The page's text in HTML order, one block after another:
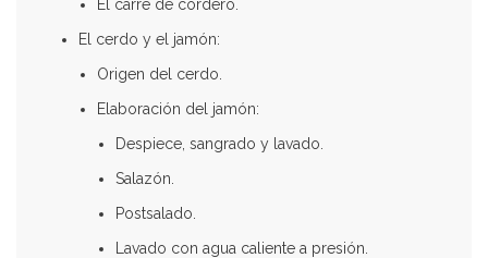
El carré de cordero.
El cerdo y el jamón:
Origen del cerdo.
Elaboración del jamón:
Despiece, sangrado y lavado.
Salazón.
Postsalado.
Lavado con agua caliente a presión.